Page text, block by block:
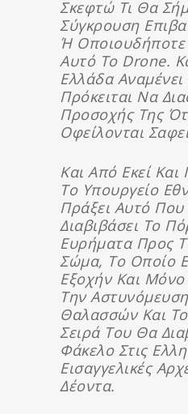
Σκεφτώ Τι Θα
Σύγκρουση
Ή
Αυτό Το Drone.
Ελλάδα Αναμένει
Πρόκειται Να
Προσοχής Της
Οφείλονται
Και Από Εκεί
Το Υπουργείο
Πράξει Αυτό
Διαβιβάσει Το
Ευρήματα Προς
Σώμα, Το Οποίο
Εξοχήν Και Μόνο
Την
Θαλασσών Και
Σειρά Του Θα
Φάκελο Στις
Εισαγγελικές
Δέοντα.